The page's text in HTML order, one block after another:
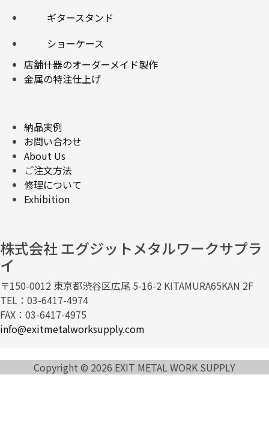
ギタースタンド
ショーケース
店舗什器のオーダーメイド製作
金属の特注仕上げ
納品実例
お問い合わせ
About Us
ご注文方法
修理について
Exhibition
株式会社 エグジットメタルワークサプラ
イ
〒150-0012 東京都渋谷区広尾 5-16-2 KITAMURA65KAN 2F
TEL：03-6417-4974
FAX：03-6417-4975
info@exitmetalworksupply.com
Copyright © 2026 EXIT METAL WORK SUPPLY